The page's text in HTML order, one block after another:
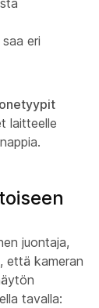
eri
laitteelle
juontaja,
että kameran
tavalla: